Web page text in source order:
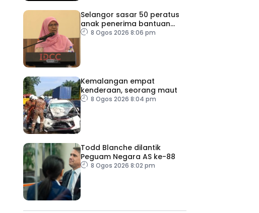
Selangor sasar 50 peratus
anak penerima bantuan
JKM dapat peluang kerjaya
8 Ogos 2026 8:06 pm
Kemalangan empat
kenderaan, seorang maut
8 Ogos 2026 8:04 pm
Todd Blanche dilantik
Peguam Negara AS ke-88
8 Ogos 2026 8:02 pm